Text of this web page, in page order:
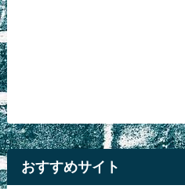
おすすめサイト